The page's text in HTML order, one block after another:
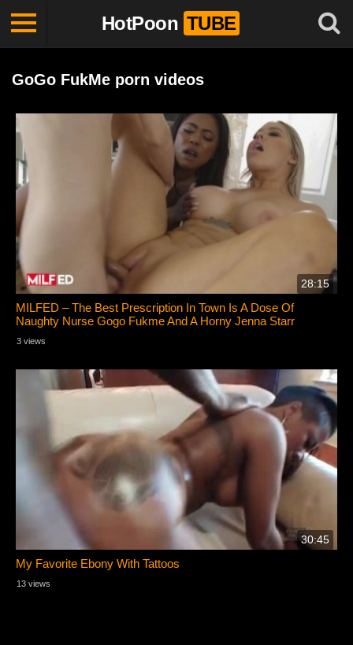
HotPoon TUBE
GoGo FukMe porn videos
28:15
MILFED – The Best Prescription In Town Is A Dose Of
Naughty Nurse Gogo Fukme And A Horny Jenna Starr
3 views
30:45
My Favorite Ebony With Tattoos
13 views